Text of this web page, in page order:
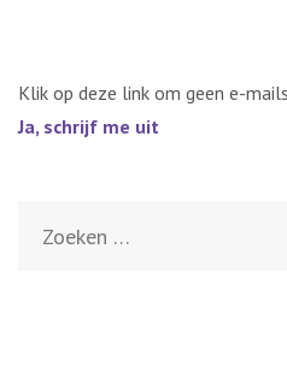
Klik op deze link om geen e-
Ja, schrijf me uit